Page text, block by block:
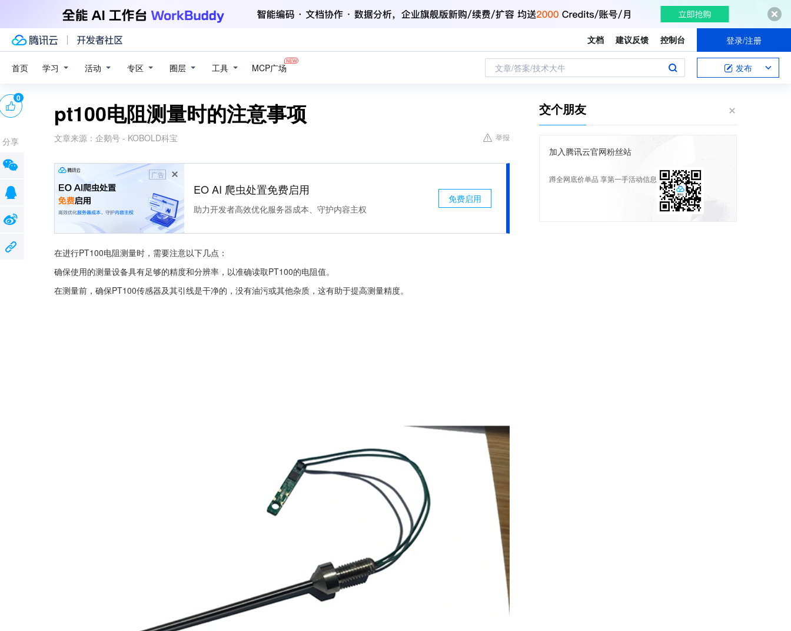
文档 建议反馈 控制台 登录/注册
首页 学习 活动 专区 圈层 工具 MCP广场 文章/答案/技术大牛 发布
pt100电阻测量时的注意事项
文章来源： 企鹅号 - KOBOLD科宝 举报
广告
EO AI 爬虫处置免费启用
助力开发者高效优化服务器成本、守护内容主权
免费启用
在进行PT100电阻测量时，需要注意以下几点：
确保使用的测量设备具有足够的精度和分辨率，以准确读取PT100的电阻值。
在测量前，确保PT100传感器及其引线是干净的，没有油污或其他杂质，这有助于提高测量精度。
0
分享
交个朋友
加入腾讯云官网粉丝站
蹲全网底价单品 享第一手活动信息